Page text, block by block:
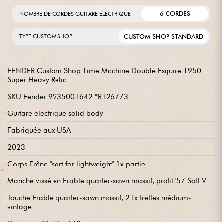
NOMBRE DE CORDES GUITARE ÉLECTRIQUE 6 CORDES
TYPE CUSTOM SHOP CUSTOM SHOP STANDARD
FENDER Custom Shop Time Machine Double Esquire 1950
Super Heavy Relic
SKU Fender 9235001642 *R126773
Guitare électrique solid body
Fabriquée aux USA
2023
Corps Frêne "sort for lightweight" 1x partie
Manche vissé en Erable quarter-sawn massif, profil '57 Soft V
Touche Erable quarter-sawn massif, 21x frettes médium-
vintage